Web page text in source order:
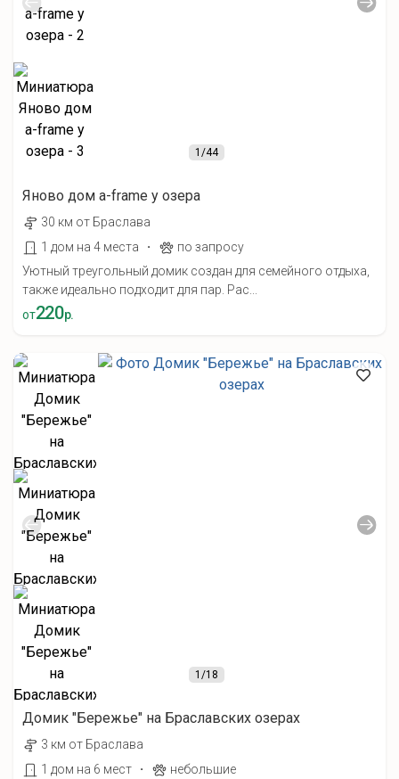
1/44
Яново дом а-frame у озера
30 км от Браслава
1 дом на 4 места
·
по запросу
Уютный треугольный домик создан для семейного отдыха,
также идеально подходит для пар. Рас...
от220р.
1/18
Домик "Бережье" на Браславских озерах
3 км от Браслава
1 дом на 6 мест
·
небольшие